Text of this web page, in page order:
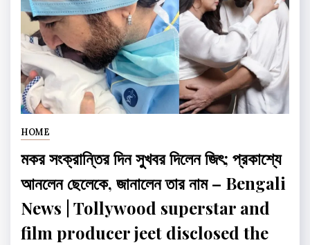
HOME
মকর সংক্রান্তির দিন সুখবর দিলেন জিৎ; প্রকাশ্যে
আনলেন ছেলেকে, জানালেন তার নাম – Bengali
News | Tollywood superstar and
film producer jeet disclosed the